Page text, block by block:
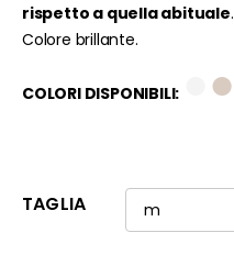
rispetto a quella abituale.
Colore brillante.
COLORI DISPONIBILI: ●
TAGLIA